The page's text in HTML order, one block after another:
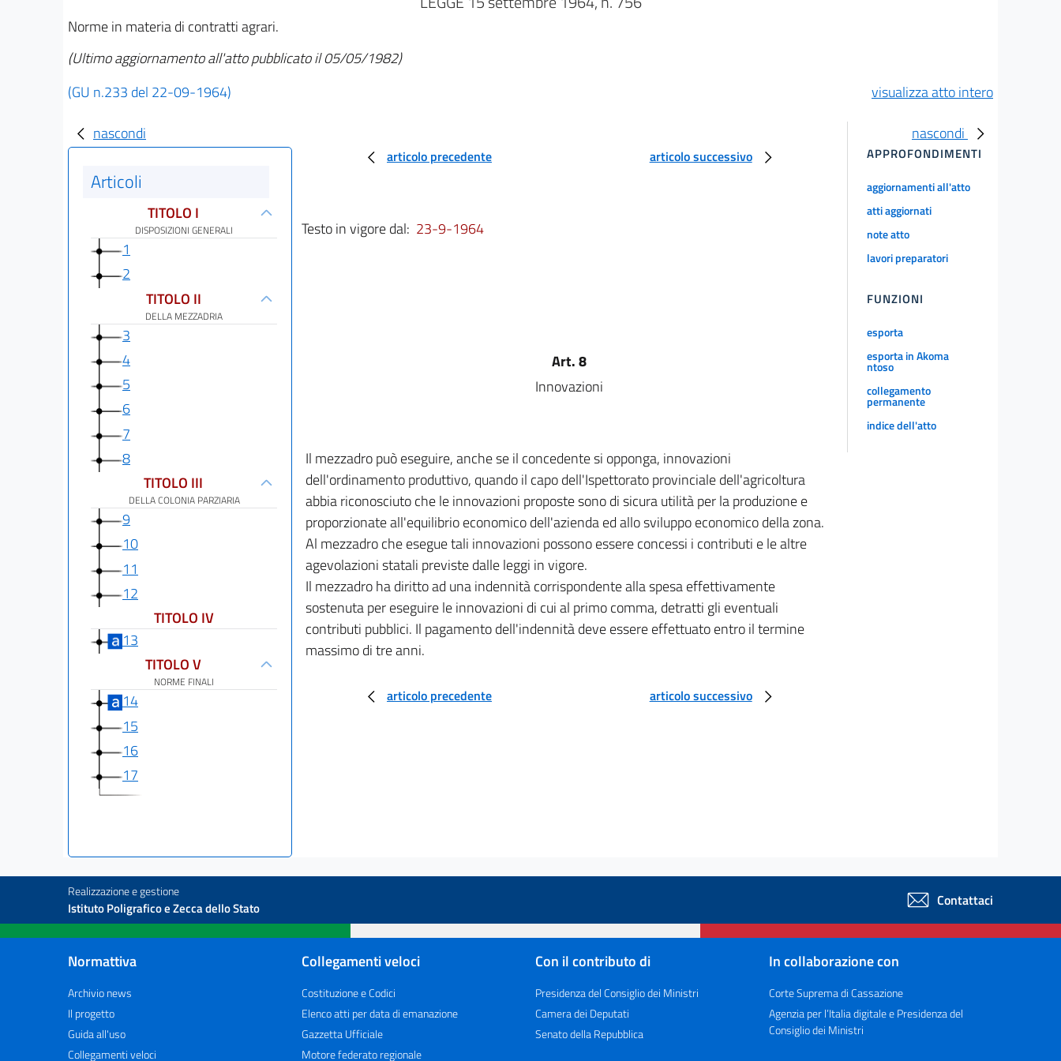
Norme in materia di contratti agrari.
(Ultimo aggiornamento all'atto pubblicato il 05/05/1982)
(GU n.233 del 22-09-1964)
visualizza atto intero
nascondi
Articoli
TITOLO I
DISPOSIZIONI GENERALI
1
2
TITOLO II
DELLA MEZZADRIA
3
4
5
6
7
8
TITOLO III
DELLA COLONIA PARZIARIA
9
10
11
12
TITOLO IV
13
TITOLO V
NORME FINALI
14
15
16
17
articolo precedente articolo successivo
Testo in vigore dal: 23-9-1964
Art. 8
Innovazioni
Il mezzadro può eseguire, anche se il concedente si opponga, innovazioni
dell'ordinamento produttivo, quando il capo dell'Ispettorato provinciale dell'agricoltura
abbia riconosciuto che le innovazioni proposte sono di sicura utilità per la produzione e
proporzionate all'equilibrio economico dell'azienda ed allo sviluppo economico della zona.
Al mezzadro che esegue tali innovazioni possono essere concessi i contributi e le altre
agevolazioni statali previste dalle leggi in vigore.
Il mezzadro ha diritto ad una indennità corrispondente alla spesa effettivamente
sostenuta per eseguire le innovazioni di cui al primo comma, detratti gli eventuali
contributi pubblici. Il pagamento dell'indennità deve essere effettuato entro il termine
massimo di tre anni.
articolo precedente articolo successivo
nascondi
APPROFONDIMENTI
aggiornamenti all'atto
atti aggiornati
note atto
lavori preparatori
FUNZIONI
esporta
esporta in Akoma
ntoso
collegamento
permanente
indice dell'atto
Realizzazione e gestione
Istituto Poligrafico e Zecca dello Stato Contattaci
Normattiva
Archivio news
Il progetto
Guida all'uso
Collegamenti veloci
Collegamenti veloci
Costituzione e Codici
Elenco atti per data di emanazione
Gazzetta Ufficiale
Motore federato regionale
Con il contributo di
Presidenza del Consiglio dei Ministri
Camera dei Deputati
Senato della Repubblica
In collaborazione con
Corte Suprema di Cassazione
Agenzia per l’Italia digitale e Presidenza del
Consiglio dei Ministri